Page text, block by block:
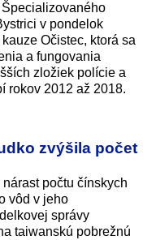
v pondelok
Očistec, ktorá sa
a fungovania
zložiek polície a
rokov 2012 až 2018.
zvýšila počet
počtu čínskych
vôd v jeho
správy
taiwanskú pobrežnú